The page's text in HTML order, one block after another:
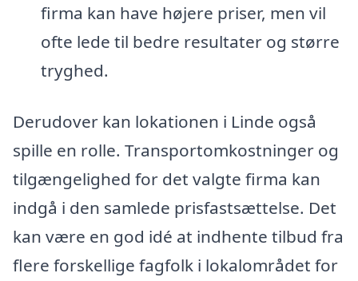
firma kan have højere priser, men vil
ofte lede til bedre resultater og større
tryghed.
Derudover kan lokationen i Linde også
spille en rolle. Transportomkostninger og
tilgængelighed for det valgte firma kan
indgå i den samlede prisfastsættelse. Det
kan være en god idé at indhente tilbud fra
flere forskellige fagfolk i lokalområdet for